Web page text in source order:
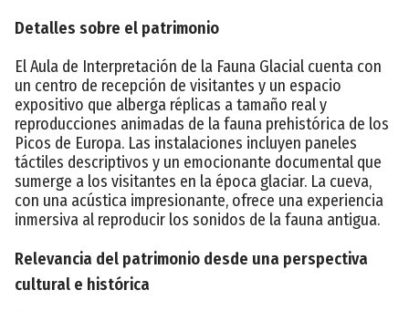
Detalles sobre el patrimonio
El Aula de Interpretación de la Fauna Glacial cuenta con
un centro de recepción de visitantes y un espacio
expositivo que alberga réplicas a tamaño real y
reproducciones animadas de la fauna prehistórica de los
Picos de Europa. Las instalaciones incluyen paneles
táctiles descriptivos y un emocionante documental que
sumerge a los visitantes en la época glaciar. La cueva,
con una acústica impresionante, ofrece una experiencia
inmersiva al reproducir los sonidos de la fauna antigua.
Relevancia del patrimonio desde una perspectiva
cultural e histórica